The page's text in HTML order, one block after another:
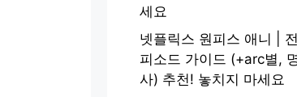
세요
넷플릭스 원피스 애니 |
피소드 가이드 (+arc별,
사) 추천! 놓치지 마세요